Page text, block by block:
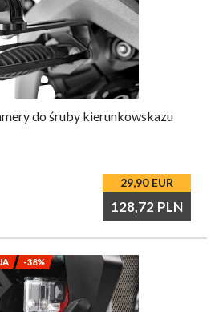
do śruby kierunkowskazu
29,90 EUR
128,72 PLN
-38%